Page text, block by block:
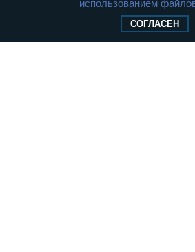
Интервью
использованием
СОГЛАСЕН